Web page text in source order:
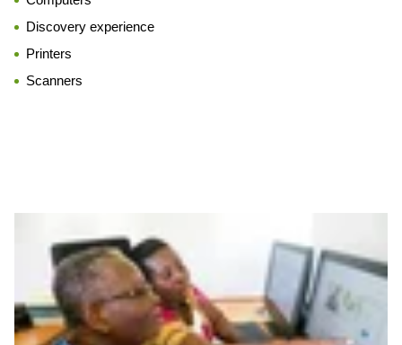
Discovery experience
Printers
Scanners